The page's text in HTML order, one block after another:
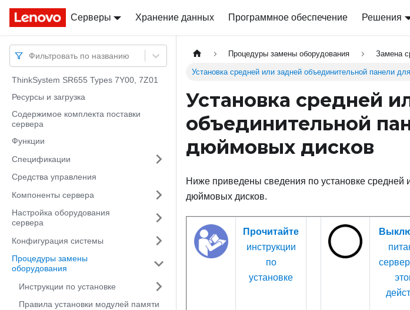
Docs
Серверы Хранение данных Программное обеспечение Решения
Docs
Фильтровать по названию
ThinkSystem SR655 Types 7Y00, 7Z01
Ресурсы и загрузка
Содержимое комплекта поставки
сервера
Функции
Спецификации
Средства управления
Компоненты сервера
Настройка оборудования
сервера
Конфигурация системы
Процедуры замены
оборудования
Инструкции по установке
Правила установки модулей памяти
Процедуры замены оборудования Замена
Установка средней или задней объединительной панели
Установка средней
объединительной
дюймовых дисков
Ниже приведены сведения по установке средней
дюймовых дисков.
Прочитайте
инструкции
по
установке